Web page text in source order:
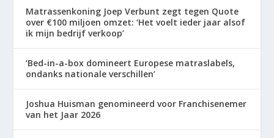
Matrassenkoning Joep Verbunt zegt tegen Quote
over €100 miljoen omzet: ‘Het voelt ieder jaar alsof
ik mijn bedrijf verkoop’
‘Bed-in-a-box domineert Europese matraslabels,
ondanks nationale verschillen’
Joshua Huisman genomineerd voor Franchisenemer
van het Jaar 2026